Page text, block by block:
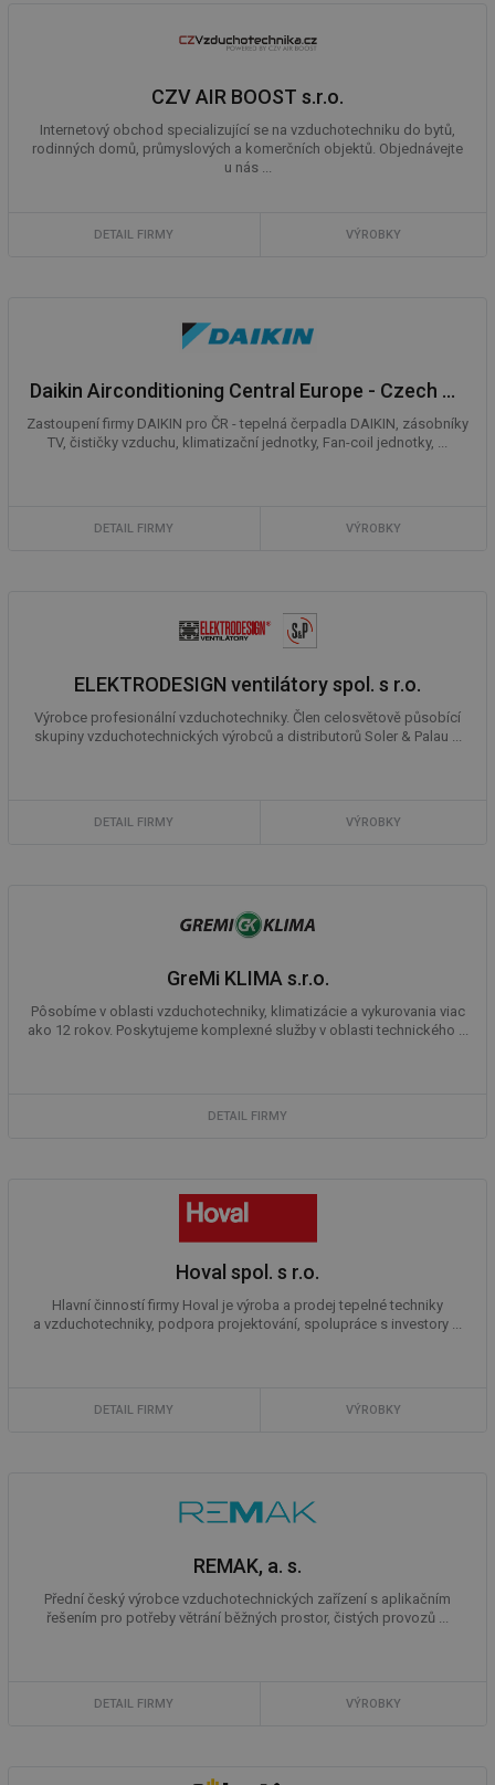
CZV AIR BOOST s.r.o.
Internetový obchod specializující se na vzduchotechniku do bytů,
rodinných domů, průmyslových a komerčních objektů. Objednávejte
u nás ...
DETAIL FIRMY VÝROBKY
Daikin Airconditioning Central Europe - Czech Republic spol. s r.o.
Zastoupení firmy DAIKIN pro ČR - tepelná čerpadla DAIKIN, zásobníky
TV, čističky vzduchu, klimatizační jednotky, Fan-coil jednotky, ...
DETAIL FIRMY VÝROBKY
ELEKTRODESIGN ventilátory spol. s r.o.
Výrobce profesionální vzduchotechniky. Člen celosvětově působící
skupiny vzduchotechnických výrobců a distributorů Soler & Palau ...
DETAIL FIRMY VÝROBKY
GreMi KLIMA s.r.o.
Pôsobíme v oblasti vzduchotechniky, klimatizácie a vykurovania viac
ako 12 rokov. Poskytujeme komplexné služby v oblasti technického ...
DETAIL FIRMY
Hoval spol. s r.o.
Hlavní činností firmy Hoval je výroba a prodej tepelné techniky
a vzduchotechniky, podpora projektování, spolupráce s investory ...
DETAIL FIRMY VÝROBKY
REMAK, a. s.
Přední český výrobce vzduchotechnických zařízení s aplikačním
řešením pro potřeby větrání běžných prostor, čistých provozů ...
DETAIL FIRMY VÝROBKY